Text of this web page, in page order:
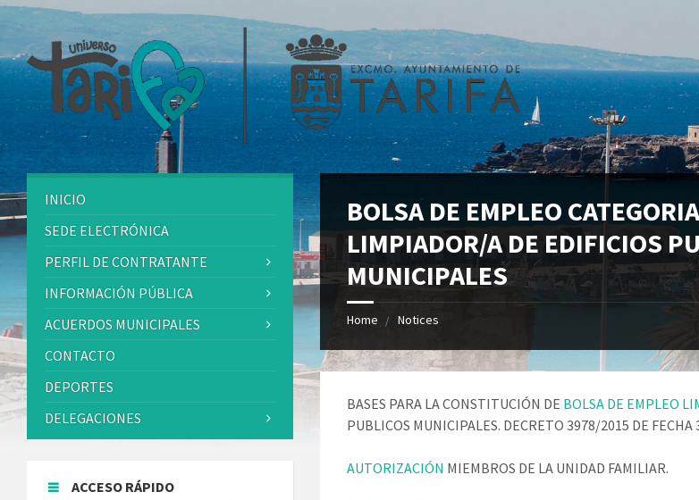
BOLSA DE EMPLEO CATEGORIA
LIMPIADOR/A DE EDIFICIOS
MUNICIPALES
Home Notices
BASES PARA LA CONSTITUCIÓN DE BOLSA DE EMPLEO
PUBLICOS MUNICIPALES. DECRETO 3978/2015 DE FECHA
AUTORIZACIÓN MIEMBROS DE LA UNIDAD FAMILIAR.
INICIO
SEDE ELECTRÓNICA
PERFIL DE CONTRATANTE
INFORMACIÓN PÚBLICA
ACUERDOS MUNICIPALES
CONTACTO
DEPORTES
DELEGACIONES
ACCESO RÁPIDO